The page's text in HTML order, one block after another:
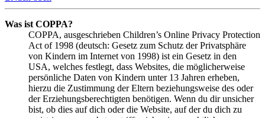
Was ist COPPA?
COPPA, ausgeschrieben Children’s Online Privacy Protection
Act of 1998 (deutsch: Gesetz zum Schutz der Privatsphäre
von Kindern im Internet von 1998) ist ein Gesetz in den
USA, welches festlegt, dass Websites, die möglicherweise
persönliche Daten von Kindern unter 13 Jahren erheben,
hierzu die Zustimmung der Eltern beziehungsweise des oder
der Erziehungsberechtigten benötigen. Wenn du dir unsicher
bist, ob dies auf dich oder die Website, auf der du dich zu